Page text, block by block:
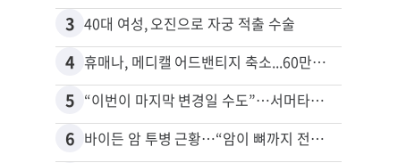
3 40대 여성, 오진으로 자궁 적출 수술
4 휴매나, 메디캘 어드밴티지 축소...60만명 플랜 상실 위기
5 “이번이 마지막 변경일 수도”…서머타임 운명은
6 바이든 암 투병 근황…“암이 뼈까지 전이, 고통스럽게 투병 중”